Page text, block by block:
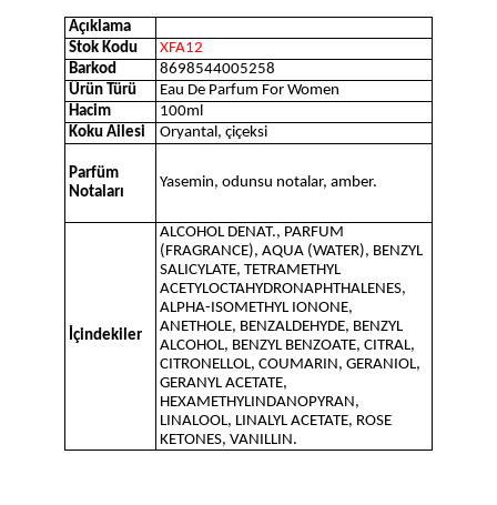
Açıklama
Stok Kodu
XFA12
Barkod
8698544005258
Ürün Türü
Eau De Parfum For Women
Hacim
100ml
Koku Ailesi
Oryantal, çiçeksi
Parfüm
Notaları
Yasemin, odunsu notalar, amber.
İçindekiler
ALCOHOL DENAT., PARFUM
(FRAGRANCE), AQUA (WATER), BENZYL
SALICYLATE, TETRAMETHYL
ACETYLOCTAHYDRONAPHTHALENES,
ALPHA-ISOMETHYL IONONE,
ANETHOLE, BENZALDEHYDE, BENZYL
ALCOHOL, BENZYL BENZOATE, CITRAL,
CITRONELLOL, COUMARIN, GERANIOL,
GERANYL ACETATE,
HEXAMETHYLINDANOPYRAN,
LINALOOL, LINALYL ACETATE, ROSE
KETONES, VANILLIN.